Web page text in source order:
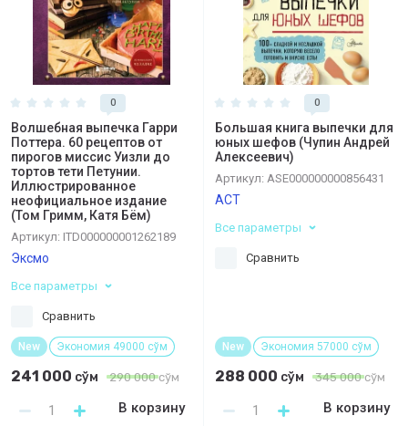
0
Волшебная выпечка Гарри
Поттера. 60 рецептов от
пирогов миссис Уизли до
тортов тети Петунии.
Иллюстрированное
неофициальное издание
(Том Гримм, Катя Бём)
Артикул: ITD000000001262189
Эксмо
Все параметры
Сравнить
New Экономия 49000 сўм
241 000 сўм 290 000сўм
В корзину
0
Большая книга выпечки для
юных шефов (Чупин Андрей
Алексеевич)
Артикул: ASE000000000856431
АСТ
Все параметры
Сравнить
New Экономия 57000 сўм
288 000 сўм 345 000сўм
В корзину